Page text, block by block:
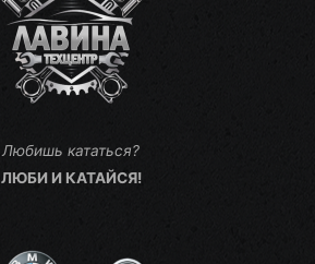
Любишь кататься?
ЛЮБИ И КАТАЙСЯ!